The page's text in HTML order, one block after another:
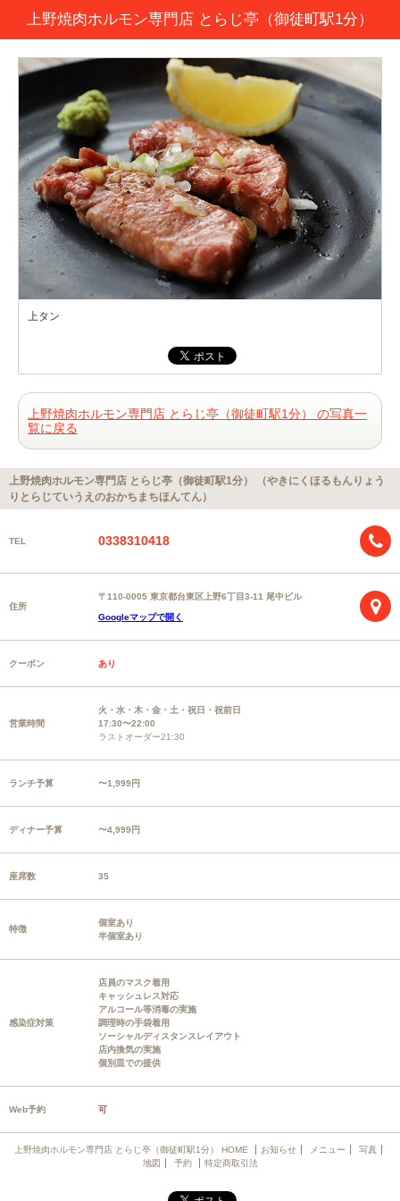
上野焼肉ホルモン専門店 とらじ亭（御徒町駅1分）
上タン
上野焼肉ホルモン専門店 とらじ亭（御徒町駅1分） の写真一
覧に戻る
上野焼肉ホルモン専門店 とらじ亭（御徒町駅1分） （やきにくほるもんりょう
りとらじていうえのおかちまちほんてん）
TEL 0338310418
住所
〒110-0005 東京都台東区上野6丁目3-11 尾中ビル
Googleマップで開く
クーポン あり
営業時間
火・水・木・金・土・祝日・祝前日
17:30〜22:00
ラストオーダー21:30
ランチ予算 〜1,999円
ディナー予算 〜4,999円
座席数 35
特徴
個室あり
半個室あり
感染症対策
店員のマスク着用
キャッシュレス対応
アルコール等消毒の実施
調理時の手袋着用
ソーシャルディスタンスレイアウト
店内換気の実施
個別皿での提供
Web予約 可
上野焼肉ホルモン専門店 とらじ亭（御徒町駅1分） HOME お知らせ メニュー
写真
地図
予約 特定商取引法